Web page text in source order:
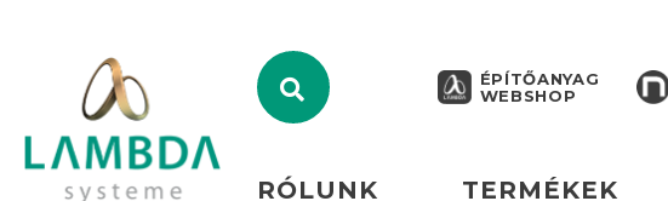
ÉPÍTŐANYAG
WEBSHOP
RÓLUNK TERMÉKEK